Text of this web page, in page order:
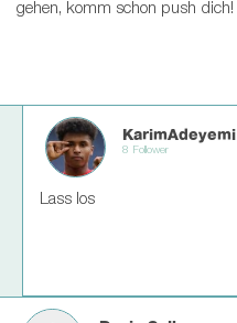
gehen, komm schon push dich!
KarimAdeyemi
8 Follower
Lass los